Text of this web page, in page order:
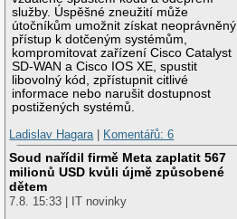
služby. Úspěšné zneužití může
útočníkům umožnit získat neoprávněný
přístup k dotčeným systémům,
kompromitovat zařízení Cisco Catalyst
SD-WAN a Cisco IOS XE, spustit
libovolný kód, zpřístupnit citlivé
informace nebo narušit dostupnost
postižených systémů.
Ladislav Hagara | Komentářů: 6
Soud nařídil firmě Meta zaplatit 567
milionů USD kvůli újmě způsobené
dětem
7.8. 15:33 | IT novinky